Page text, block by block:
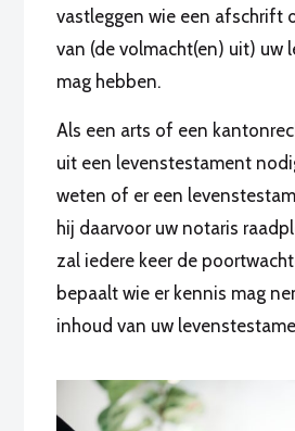
vastleggen wie een afschrift
van (de volmacht(en) uit) uw
mag hebben.
Als een arts of een
uit een levenstestament
weten of er een
hij daarvoor uw notaris
zal iedere keer de
bepaalt wie er kennis mag
inhoud van uw